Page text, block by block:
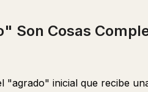
Son Cosas
"agrado" inicial que recibe